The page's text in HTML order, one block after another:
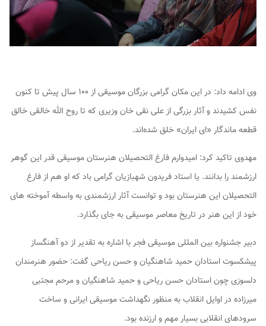
وی ادامه داد: در این مکان گرامی بزرگان موسیقی از ۱۰۰ سال پیش تا کنون
نفس کشیدند و آثار بزرگی از علی نقی خان وزیری که تا روح الله خالقی خالق
قطعه ماندگار «ای ایران» خلق شده‌اند.
مهدوی تاکید کرد: امیدوارم فارغ التحصیلان هنرستان موسیقی قدر این گوهر
ارزشمند را بدانند. یا استاد فریدون شهبازیان گرامی باد که او هم از فارغ
التحصیلان این هنرستان بود و توانست آثار ارزشمندی به واسطه آموخته های
خود از این هنر در تاریخ معاصر موسیقی به جای بگذارد.
دبیر جشنواره بین المللی موسیقی فجر با اشاره به تقدیر از دو آهنگساز
پیشکسوت استادان حمید ‌شاهنگیان و حسن ریاحی گفت: حضور هنرمندان
دلسوزی چون استادان حسن ریاحی و حمید شاهنگیان و مرحم مجتبی
میرزاده در اوایل انقلاب به منظور نگهداشت موسیقی ایرانی و ساخت
سرودهای انقلابی بسیار مهم و ارزنده بود.